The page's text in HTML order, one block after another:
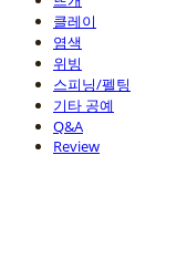
클레이
염색
위빙
스피닝/펠팅
기타 공예
Q&A
Review